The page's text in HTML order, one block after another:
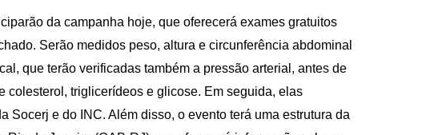
da campanha hoje, que oferecerá exames gratuitos
Serão medidos peso, altura e circunferência abdominal
que terão verificadas também a pressão arterial, antes de
colesterol, triglicerídeos e glicose. Em seguida, elas
Socerj e do INC. Além disso, o evento terá uma estrutura da